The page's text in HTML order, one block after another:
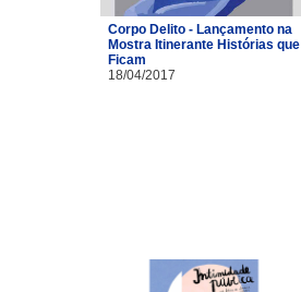
Corpo Delito - Lançamento na
Mostra Itinerante Histórias que
Ficam
18/04/2017